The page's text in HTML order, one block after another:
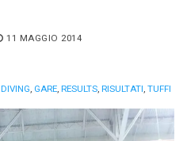
11 MAGGIO 2014
DIVING, GARE, RESULTS, RISULTATI, TUFFI